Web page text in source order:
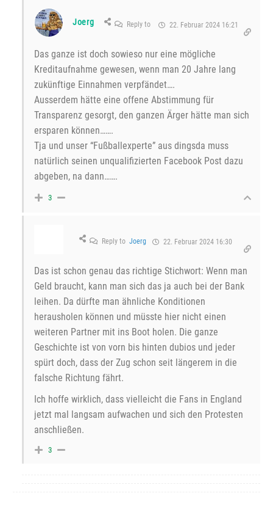
Joerg Reply to 22. Februar 2024 16:21
Das ganze ist doch sowieso nur eine mögliche
Kreditaufnahme gewesen, wenn man 20 Jahre lang
zukünftige Einnahmen verpfändet….
Ausserdem hätte eine offene Abstimmung für
Transparenz gesorgt, den ganzen Ärger hätte man sich
ersparen können…….
Tja und unser “Fußballexperte” aus dingsda muss
natürlich seinen unqualifizierten Facebook Post dazu
abgeben, na dann…….
3
Reply to Joerg 22. Februar 2024 16:30
Das ist schon genau das richtige Stichwort: Wenn man
Geld braucht, kann man sich das ja auch bei der Bank
leihen. Da dürfte man ähnliche Konditionen
herausholen können und müsste hier nicht einen
weiteren Partner mit ins Boot holen. Die ganze
Geschichte ist von vorn bis hinten dubios und jeder
spürt doch, dass der Zug schon seit längerem in die
falsche Richtung fährt.
Ich hoffe wirklich, dass vielleicht die Fans in England
jetzt mal langsam aufwachen und sich den Protesten
anschließen.
3